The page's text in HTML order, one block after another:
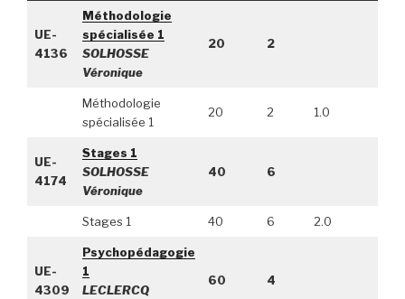
UE-
4136
Méthodologie
spécialisée 1
SOLHOSSE
Véronique
20 2
Méthodologie
spécialisée 1
20 2 1.0
UE-
4174
Stages 1
SOLHOSSE
Véronique
40 6
Stages 1 40 6 2.0
UE-
4309
Psychopédagogie
1
LECLERCQ
60 4